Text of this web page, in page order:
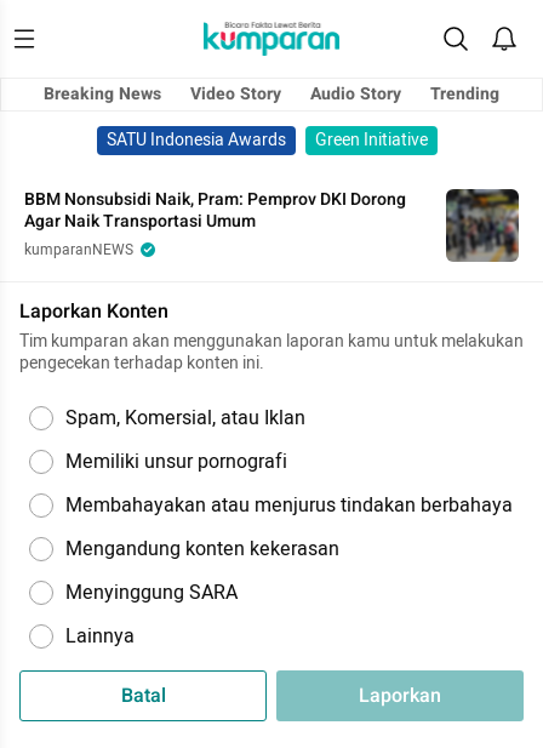
Breaking News Video Story Audio Story
Trending
SATU Indonesia Awards
Green Initiative
BBM Nonsubsidi Naik, Pram: Pemprov DKI Dorong
Agar Naik Transportasi Umum
kumparanNEWS
Laporkan Konten
Tim kumparan akan menggunakan laporan kamu untuk melakukan
pengecekan terhadap konten ini.
Spam, Komersial, atau Iklan
Memiliki unsur pornografi
Membahayakan atau menjurus tindakan berbahaya
Mengandung konten kekerasan
Menyinggung SARA
Lainnya
Batal Laporkan